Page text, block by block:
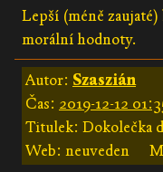
Lepší (méně
morální hodnoty.
Autor: Szaszián
Čas: 2019-12-12
Titulek: Dokolečka
Web: neuveden